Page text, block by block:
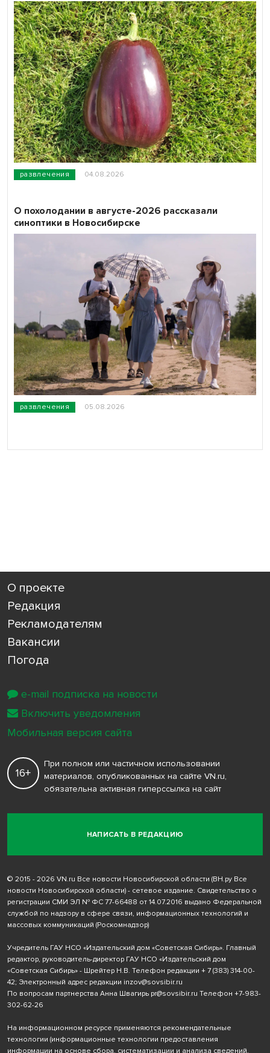
развлечения 04.08.2026
развлечения 05.08.2026
О похолодании в августе-2026 рассказали
синоптики в Новосибирске
О проекте
Редакция
Рекламодателям
Вакансии
Погода
НАПИСАТЬ В РЕДАКЦИЮ
16+
При полном или частичном использовании
материалов, опубликованных на сайте VN.ru,
обязательна активная гиперссылка на сайт
© 2015 - 2026 VN.ru Все новости Новосибирской области (ВН.ру Все
новости Новосибирской области) - сетевое издание. Свидетельство о
регистрации СМИ ЭЛ № ФС 77-66488 от 14.07.2016 выдано Федеральной
службой по надзору в сфере связи, информационных технологий и
массовых коммуникаций (Роскомнадзор)
Учредитель ГАУ НСО «Издательский дом «Советская Сибирь». Главный
редактор, руководитель-директор ГАУ НСО «Издательский дом
«Советская Сибирь» - Шрейтер Н.В. Телефон редакции + 7 (383) 314-00-
42; Электронный адрес редакции inzov@sovsibir.ru
По вопросам партнерства Анна Швагирь pr@sovsibir.ru Телефон +7-983-
302-62-26
На информационном ресурсе применяются рекомендательные
технологии (информационные технологии предоставления
информации на основе сбора, систематизации и анализа сведений,
e-mail подписка на новости
Включить уведомления
Мобильная версия сайта